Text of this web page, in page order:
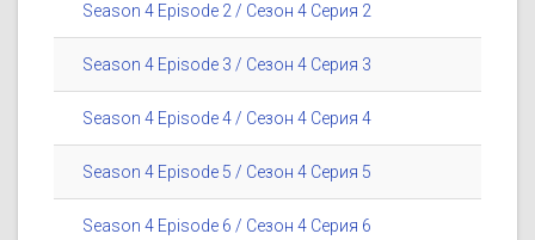
Season 4 Episode 2 / Сезон 4 Серия 2
Season 4 Episode 3 / Сезон 4 Серия 3
Season 4 Episode 4 / Сезон 4 Серия 4
Season 4 Episode 5 / Сезон 4 Серия 5
Season 4 Episode 6 / Сезон 4 Серия 6